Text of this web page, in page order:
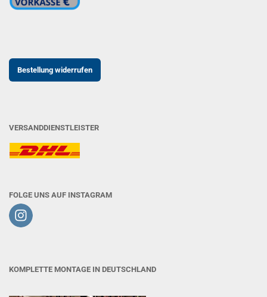
Bestellung widerrufen
VERSANDDIENSTLEISTER
FOLGE UNS AUF INSTAGRAM
KOMPLETTE MONTAGE IN DEUTSCHLAND